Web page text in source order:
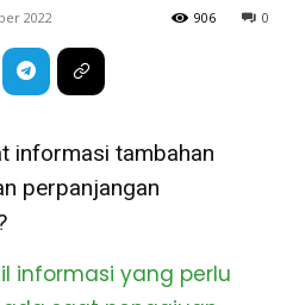
2022 0
906
informasi tambahan
perpanjangan
informasi yang perlu